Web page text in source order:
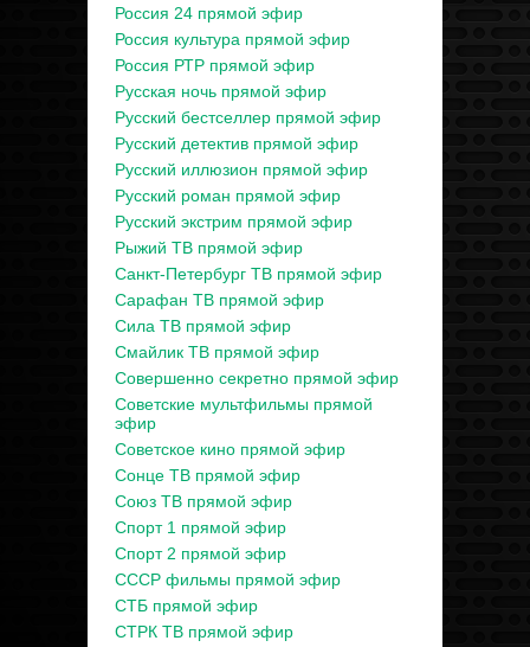
Россия 24 прямой эфир
Россия культура прямой эфир
Россия РТР прямой эфир
Русская ночь прямой эфир
Русский бестселлер прямой эфир
Русский детектив прямой эфир
Русский иллюзион прямой эфир
Русский роман прямой эфир
Русский экстрим прямой эфир
Рыжий ТВ прямой эфир
Санкт-Петербург ТВ прямой эфир
Сарафан ТВ прямой эфир
Сила ТВ прямой эфир
Смайлик ТВ прямой эфир
Совершенно секретно прямой эфир
Советские мультфильмы прямой
эфир
Советское кино прямой эфир
Сонце ТВ прямой эфир
Союз ТВ прямой эфир
Спорт 1 прямой эфир
Спорт 2 прямой эфир
СССР фильмы прямой эфир
СТБ прямой эфир
СТРК ТВ прямой эфир